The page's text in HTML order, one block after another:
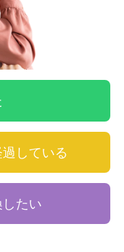
している
たい